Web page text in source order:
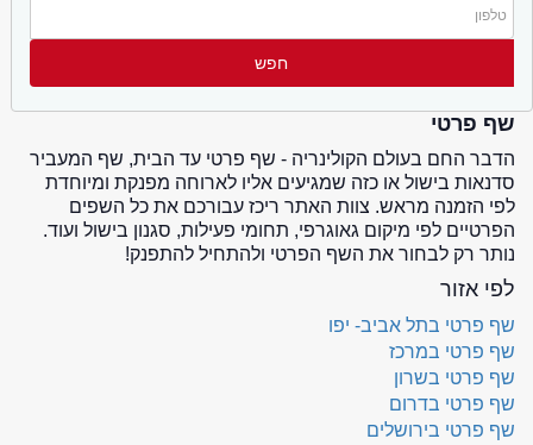
שף פרטי
הדבר החם בעולם הקולינריה - שף פרטי עד הבית, שף המעביר
סדנאות בישול או כזה שמגיעים אליו לארוחה מפנקת ומיוחדת
לפי הזמנה מראש. צוות האתר ריכז עבורכם את כל השפים
הפרטיים לפי מיקום גאוגרפי, תחומי פעילות, סגנון בישול ועוד.
נותר רק לבחור את השף הפרטי ולהתחיל להתפנק!
לפי אזור
שף פרטי בתל אביב- יפו
שף פרטי במרכז
שף פרטי בשרון
שף פרטי בדרום
שף פרטי בירושלים